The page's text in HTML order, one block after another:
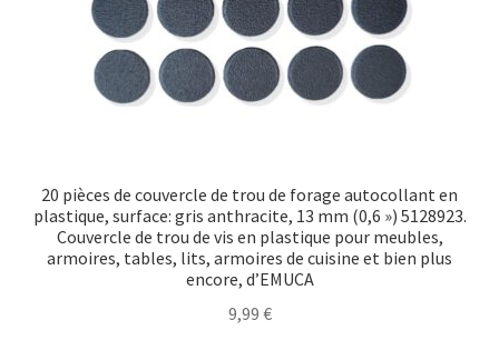
20 pièces de couvercle de trou de forage autocollant en
plastique, surface: gris anthracite, 13 mm (0,6 ») 5128923.
Couvercle de trou de vis en plastique pour meubles,
armoires, tables, lits, armoires de cuisine et bien plus
encore, d’EMUCA
9,99 €